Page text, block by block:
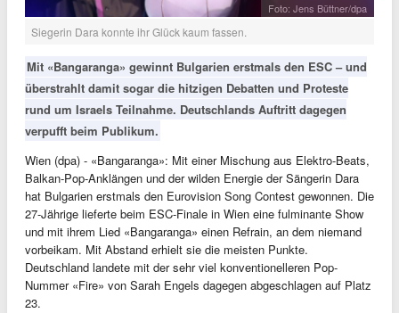
Foto: Jens Büttner/dpa
Siegerin Dara konnte ihr Glück kaum fassen.
Mit «Bangaranga» gewinnt Bulgarien erstmals den ESC – und
überstrahlt damit sogar die hitzigen Debatten und Proteste
rund um Israels Teilnahme. Deutschlands Auftritt dagegen
verpufft beim Publikum.
Wien (dpa) - «Bangaranga»: Mit einer Mischung aus Elektro-Beats,
Balkan-Pop-Anklängen und der wilden Energie der Sängerin Dara
hat Bulgarien erstmals den Eurovision Song Contest gewonnen. Die
27-Jährige lieferte beim ESC-Finale in Wien eine fulminante Show
und mit ihrem Lied «Bangaranga» einen Refrain, an dem niemand
vorbeikam. Mit Abstand erhielt sie die meisten Punkte.
Deutschland landete mit der sehr viel konventionelleren Pop-
Nummer «Fire» von Sarah Engels dagegen abgeschlagen auf Platz
23.